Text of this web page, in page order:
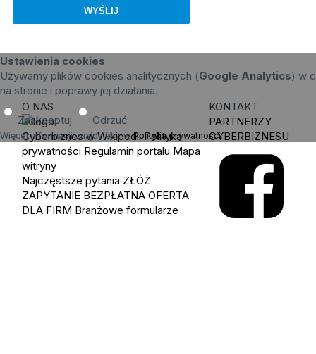
Ustawienia cookies
Używamy plików cookies analitycznych (Google Analytics) w
na stronie i poprawy jej działania.
Zaakceptuj Odrzuć
Więcej informacji znajdziesz wPolityka prywatności.
O NAS
Cyberbiznes w Wikipedii Polityka
prywatności Regulamin portalu Mapa
witryny
Najczęstsze pytania ZŁÓŻ
ZAPYTANIE BEZPŁATNA OFERTA
DLA FIRM Branżowe formularze
KONTAKT
PARTNERZY
CYBERBIZNESU